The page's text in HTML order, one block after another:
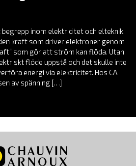
inom elektricitet och elteknik.
kraft som driver elektroner genom
som gör att ström kan flöda. Utan
flöde uppstå och det skulle inte
energi via elektricitet. Hos CA
av spänning […]